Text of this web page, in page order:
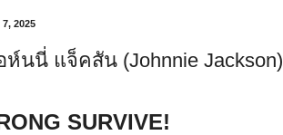
2025
นนี่ แจ็คสัน (Johnnie Jackson)
SURVIVE!